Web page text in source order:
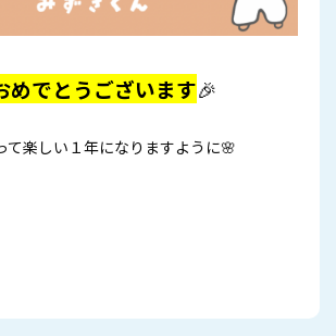
めでとうございます🎉
て楽しい１年になりますように🌸